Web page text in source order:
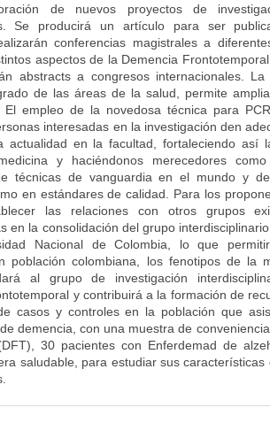
de nuevos proyectos de
Se producirá un artículo para ser
conferencias magistrales a
aspectos de la Demencia
abstracts a congresos internacionales. La
de las áreas de la salud, permite
El empleo de la novedosa técnica para
interesadas en la investigación den
actualidad en la facultad, fortaleciendo así
y haciéndonos merecedores
técnicas de vanguardia en el mundo y
en estándares de calidad. Para los
las relaciones con otros grupos
en la consolidación del grupo
Nacional de Colombia, lo que
población colombiana, los fenotipos de la
al grupo de investigación
y contribuirá a la formación de
casos y controles en la población que
demencia, con una muestra de
30 pacientes con Enferdemad de
saludable, para estudiar sus características